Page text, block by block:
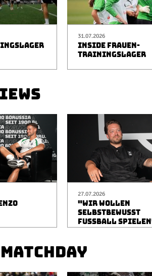
31.07.2026
INSIDE FRAUEN-
TRAININGSLAGER
27.07.2026
"WIR WOLLEN
SELBSTBEWUSST
FUSSBALL